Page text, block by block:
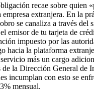
recae sobre quien
empresa extranjera. En la
se canaliza a través del
emisor de tu tarjeta de
impuesto por las
hacia la plataforma
más un cargo
de la Dirección General de
incumplan con esto se
mensual.